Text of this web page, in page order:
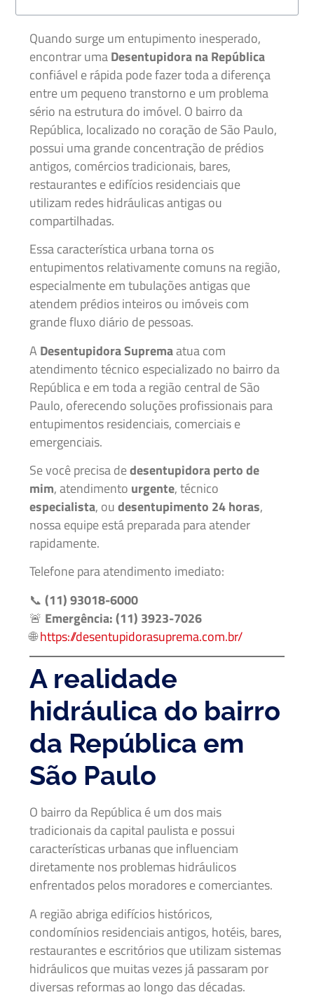
Quando surge um entupimento inesperado,
encontrar umaDesentupidora na República
confiável e rápida pode fazer toda a diferença
entre um pequeno transtorno e um problema
sério na estrutura do imóvel. O bairro da
República, localizado no coração de São Paulo,
possui uma grande concentração de prédios
antigos, comércios tradicionais, bares,
restaurantes e edifícios residenciais que
utilizam redes hidráulicas antigas ou
compartilhadas.
Essa característica urbana torna os
entupimentos relativamente comuns na região,
especialmente em tubulações antigas que
atendem prédios inteiros ou imóveis com
grande fluxo diário de pessoas.
A Desentupidora Supremaatua com
atendimento técnico especializado no bairro da
República e em toda a região central de São
Paulo, oferecendo soluções profissionais para
entupimentos residenciais, comerciais e
emergenciais.
Se você precisa dedesentupidora perto de
mim, atendimento urgente, técnico
especialista, oudesentupimento 24 horas,
nossa equipe está preparada para atender
rapidamente.
Telefone para atendimento imediato:
📞(11) 93018-6000
🚨 Emergência: (11) 3923-7026
🌐https://desentupidorasuprema.com.br/
A realidade
hidráulica do bairro
da República em
São Paulo
O bairro da República é um dos mais
tradicionais da capital paulista e possui
características urbanas que influenciam
diretamente nos problemas hidráulicos
enfrentados pelos moradores e comerciantes.
A região abriga edifícios históricos,
condomínios residenciais antigos, hotéis, bares,
restaurantes e escritórios que utilizam sistemas
hidráulicos que muitas vezes já passaram por
diversas reformas ao longo das décadas.